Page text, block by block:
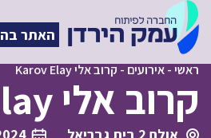
האתר
ראשי-אירועים - קרוב אלי Karov Elay
קרוב אלי Karov Elay